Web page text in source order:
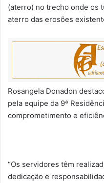
(aterro) no trecho onde os
aterro das erosões
Rosangela Donadon
pela equipe da 9ª
comprometimento e
“Os servidores têm
dedicação e